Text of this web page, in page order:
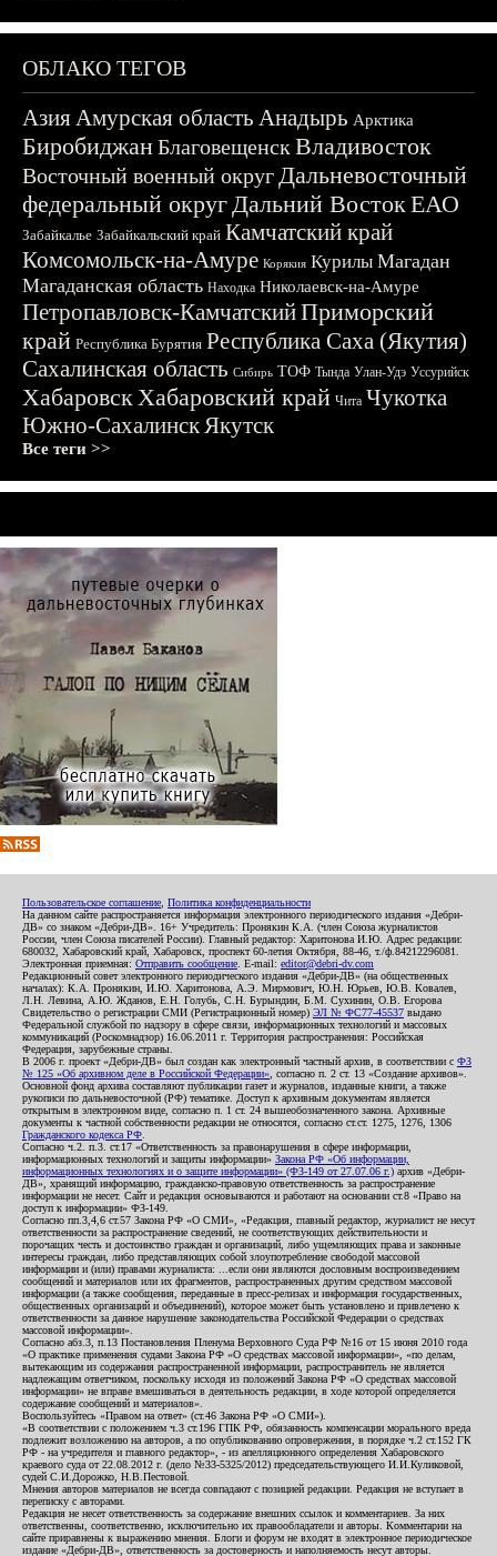
ОБЛАКО ТЕГОВ
АзияАмурская область Анадырь Арктика
БиробиджанБлаговещенскВладивосток
Восточный военный округДальневосточный
федеральный округДальний ВостокЕАО
Забайкалье Забайкальский край Камчатский край
Комсомольск-на-Амуре Корякия Курилы Магадан
Магаданская область Находка Николаевск-на-Амуре
Петропавловск-КамчатскийПриморский
край Республика Бурятия Республика Саха (Якутия)
Сахалинская область Сибирь ТОФ Тында Улан-Удэ Уссурийск
ХабаровскХабаровский край Чита Чукотка
Южно-СахалинскЯкутск
Все теги >>
Пользовательское соглашение Политика конфиденциальности
На данном сайте распространяется информация электронного периодического издания «Дебри-
ДВ» со знаком «Дебри-ДВ». 16+ Учредитель: Пронякин К.А. (член Союза журналистов
России, член Союза писателей России). Главный редактор: Харитонова И.Ю. Адрес редакции:
680032, Хабаровский край, Хабаровск, проспект 60-летия Октября, 88-46, т./ф.84212296081.
Электронная приемная: Отправить сообщение . E-mail: editor@debri-dv.com
Редакционный совет электронного периодического издания «Дебри-ДВ» (на общественных
началах): К.А. Пронякин, И.Ю. Харитонова, А.Э. Мирмович, Ю.Н. Юрьев, Ю.В. Ковалев,
Л.Н. Левина, А.Ю. Жданов, Е.Н. Голубь, С.Н. Бурындин, Б.М. Сухинин, О.В. Егорова
Свидетельство о регистрации СМИ (Регистрационный номер) ЭЛ № ФС77-45537 выдано
Федеральной службой по надзору в сфере связи, информационных технологий и массовых
коммуникаций (Роскомнадзор) 16.06.2011 г. Территория распространения: Российская
Федерация, зарубежные страны.
В 2006 г. проект «Дебри-ДВ» был создан как электронный частный архив, в соответствии с ФЗ
№ 125 «Об архивном деле в Российской Федерации» , согласно п. 2 ст. 13 «Создание архивов».
Основной фонд архива составляют публикации газет и журналов, изданные книги, а также
рукописи по дальневосточной (РФ) тематике. Доступ к архивным документам является
открытым в электронном виде, согласно п. 1 ст. 24 вышеобозначенного закона. Архивные
документы к частной собственности редакции не относятся, согласно ст.ст. 1275, 1276, 1306
Гражданского кодекса РФ
Согласно ч.2. п.3. ст.17 «Ответственность за правонарушения в сфере информации,
информационных технологий и защиты информации» Закона РФ «Об информации,
информационных технологиях и о защите информации» (ФЗ-149 от 27.07.06 г.) архив «Дебри-
ДВ», хранящий информацию, гражданско-правовую ответственность за распространение
информации не несет. Сайт и редакция основываются и работают на основании ст.8 «Право на
доступ к информации» ФЗ-149.
Согласно пп.3,4,6 ст.57 Закона РФ «О СМИ», «Редакция, главный редактор, журналист не несут
ответственности за распространение сведений, не соответствующих действительности и
порочащих честь и достоинство граждан и организаций, либо ущемляющих права и законные
интересы граждан, либо представляющих собой злоупотребление свободой массовой
информации и (или) правами журналиста: ...если они являются дословным воспроизведением
сообщений и материалов или их фрагментов, распространенных другим средством массовой
информации (а также сообщения, переданные в пресс-релизах и информация государственных,
общественных организаций и объединений), которое может быть установлено и привлечено к
ответственности за данное нарушение законодательства Российской Федерации о средствах
массовой информации».
Согласно абз.3, п.13 Постановления Пленума Верховного Суда РФ №16 от 15 июня 2010 года
«О практике применения судами Закона РФ «О средствах массовой информации», «по делам,
вытекающим из содержания распространенной информации, распространитель не является
надлежащим ответчиком, поскольку исходя из положений Закона РФ «О средствах массовой
информации» не вправе вмешиваться в деятельность редакции, в ходе которой определяется
содержание сообщений и материалов».
Воспользуйтесь «Правом на ответ» (ст.46 Закона РФ «О СМИ»).
«В соответствии с положением ч.3 ст.196 ГПК РФ, обязанность компенсации морального вреда
подлежит возложению на авторов, а по опубликованию опровержения, в порядке ч.2 ст.152 ГК
РФ - на учредителя и главного редактор», - из апелляционного определения Хабаровского
краевого суда от 22.08.2012 г. (дело №33-5325/2012) председательствующего И.И.Куликовой,
судей С.И.Дорожко, Н.В.Пестовой.
Мнения авторов материалов не всегда совпадают с позицией редакции. Редакция не вступает в
переписку с авторами.
Редакция не несет ответственность за содержание внешних ссылок и комментариев. За них
ответственны, соответственно, исключительно их правообладатели и авторы. Комментарии на
сайте приравнены к выражению мнения. Блоги и форум не входят в электронное периодическое
издание «Дебри-ДВ», ответственность за достоверность и наполняемость несут авторы.